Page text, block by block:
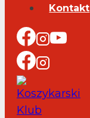
Kontakt